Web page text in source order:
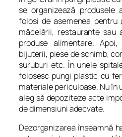
se organizează produsele
folosi de asemenea pentru
măcelării, restaurante sau
produse alimentare.
bijuterii, piese de schimb,
şuruburi etc. În unele
folosesc pungi plastic cu
materiale periculoase. Nu
aleg să depoziteze acte
de dimensiuni adecvate.
Dezorganizarea înseamnă